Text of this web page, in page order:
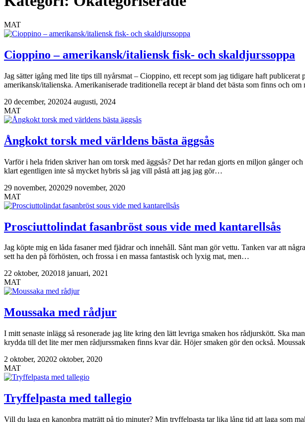
MAT
Cioppino – amerikansk/italiensk fisk- och skaldjurssoppa
Jag sätter igång med lite tips till nyårsmat – Cioppino, ett recept som jag tidigare haft
amerikansk/italienska. Amerikaniserade traditionella recept är bland det bästa som finns och
20 december, 202024 augusti, 2024
MAT
Ångkokt torsk med världens bästa äggsås
Varför i hela friden skriver han om torsk med äggsås? Det har redan gjorts en miljon gånger
klart egentligen inte så mycket hybris så jag vill påstå att jag jag gör…
29 november, 202029 november, 2020
MAT
Prosciuttolindat fasanbröst sous vide med kantarellsås
Jag köpte mig en låda fasaner med fjädrar och innehåll. Sånt man gör vettu. Tanken var att
sett ha den på förhösten, och frossa i en massa fantastisk och lyxig mat, men…
22 oktober, 202018 januari, 2021
MAT
Moussaka med rådjur
I mitt senaste inlägg så resonerade jag lite kring den lätt levriga smaken hos rådjurskött. Ska
krydda till det lite mer men rådjurssmaken finns kvar där. Höjer smaken gör den också.
2 oktober, 20202 oktober, 2020
MAT
Tryffelpasta med tallegio
Vill du laga en kanonbra maträtt på tio minuter? Min tryffelpasta tar lika lång tid att laga som